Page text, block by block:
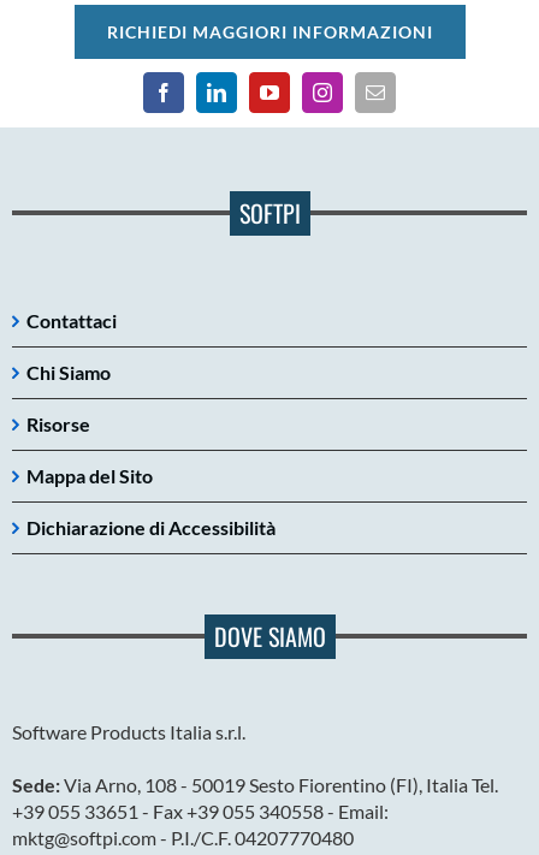
RICHIEDI MAGGIORI INFORMAZIONI
SOFTPI
Contattaci
Chi Siamo
Risorse
Mappa del Sito
Dichiarazione di Accessibilità
DOVE SIAMO
Software Products Italia s.r.l.
Sede:Via Arno, 108 - 50019 Sesto Fiorentino (FI), Italia Tel.
+39 055 33651 - Fax +39 055 340558 - Email:
mktg@softpi.com - P.I./C.F. 04207770480